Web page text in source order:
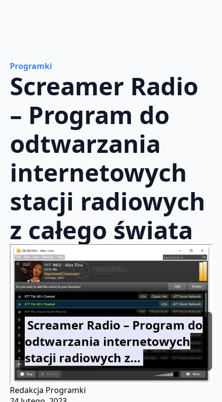
Programki
Screamer Radio
– Program do
odtwarzania
internetowych
stacji radiowych
z całego świata
Screamer Radio – Program do
odtwarzania internetowych
stacji radiowych z…
Redakcja Programki